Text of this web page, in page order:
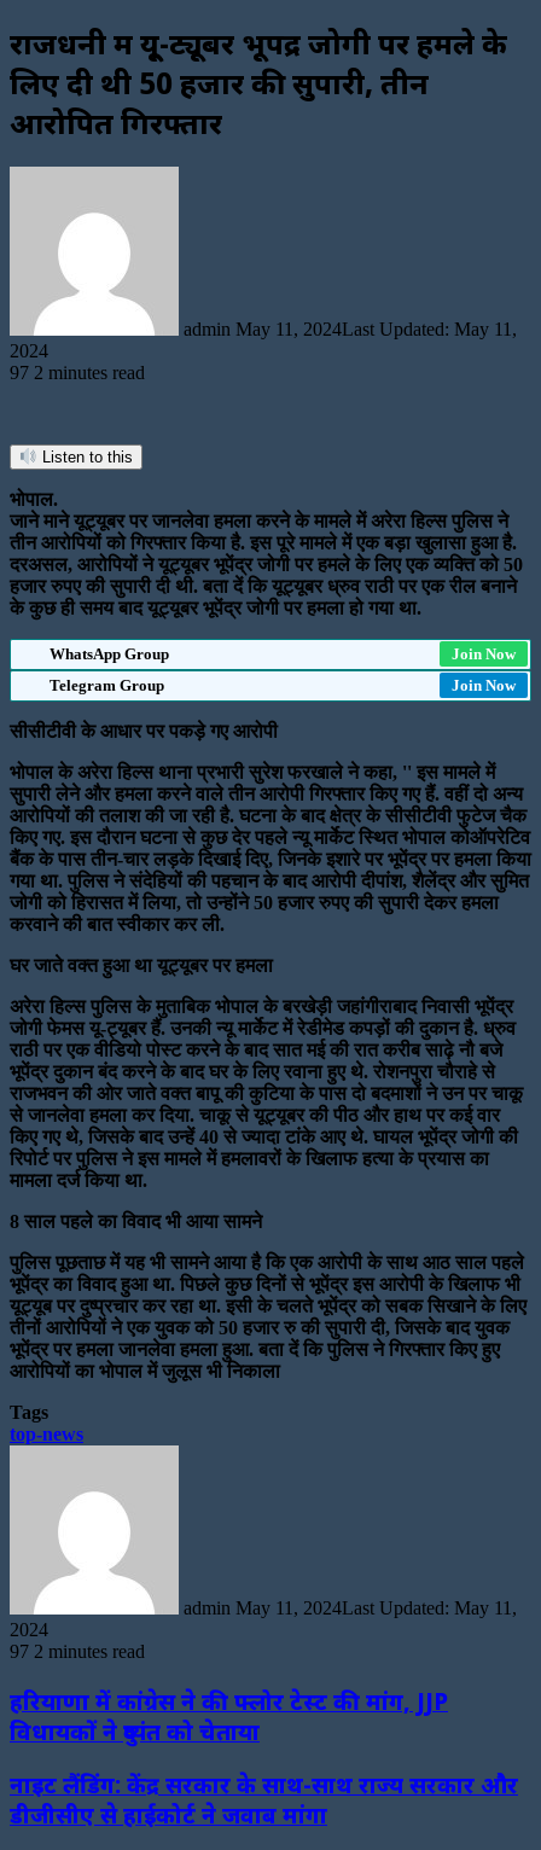
राजधनी में यू्-ट्यूबर भूपेंद्र जोगी पर हमले के
लिए दी थी 50 हजार की सुपारी, तीन
आरोपित गिरफ्तार
admin May 11, 2024Last Updated: May 11,
2024
97 2 minutes read
Listen to this
भोपाल.
जाने माने यूट्यूबर पर जानलेवा हमला करने के मामले में अरेरा हिल्स पुलिस ने
तीन आरोपियों को गिरफ्तार किया है. इस पूरे मामले में एक बड़ा खुलासा हुआ है.
दरअसल, आरोपियों ने यूट्यूबर भूपेंद्र जोगी पर हमले के लिए एक व्यक्ति को 50
हजार रुपए की सुपारी दी थी. बता दें कि यूट्यूबर ध्रुव राठी पर एक रील बनाने
के कुछ ही समय बाद यूट्यूबर भूपेंद्र जोगी पर हमला हो गया था.
WhatsApp Group
Join Now
Telegram Group
Join Now
सीसीटीवी के आधार पर पकड़े गए आरोपी
भोपाल के अरेरा हिल्स थाना प्रभारी सुरेश फरखाले ने कहा, '' इस मामले में
सुपारी लेने और हमला करने वाले तीन आरोपी गिरफ्तार किए गए हैं. वहीं दो अन्य
आरोपियों की तलाश की जा रही है. घटना के बाद क्षेत्र के सीसीटीवी फुटेज चैक
किए गए. इस दौरान घटना से कुछ देर पहले न्यू मार्केट स्थित भोपाल कोऑपरेटिव
बैंक के पास तीन-चार लड़के दिखाई दिए, जिनके इशारे पर भूपेंद्र पर हमला किया
गया था. पुलिस ने संदेहियों की पहचान के बाद आरोपी दीपांश, शैलेंद्र और सुमित
जोगी को हिरासत में लिया, तो उन्होंने 50 हजार रुपए की सुपारी देकर हमला
करवाने की बात स्वीकार कर ली.
घर जाते वक्त हुआ था यूट्यूबर पर हमला
अरेरा हिल्स पुलिस के मुताबिक भोपाल के बरखेड़ी जहांगीराबाद निवासी भूपेंद्र
जोगी फेमस यू-ट्यूबर हैं. उनकी न्यू मार्केट में रेडीमेड कपड़ों की दुकान है. ध्रुव
राठी पर एक वीडियो पोस्ट करने के बाद सात मई की रात करीब साढ़े नौ बजे
भूपेंद्र दुकान बंद करने के बाद घर के लिए रवाना हुए थे. रोशनपुरा चौराहे से
राजभवन की ओर जाते वक्त बापू की कुटिया के पास दो बदमाशों ने उन पर चाकू
से जानलेवा हमला कर दिया. चाकू से यूट्यूबर की पीठ और हाथ पर कई वार
किए गए थे, जिसके बाद उन्हें 40 से ज्यादा टांके आए थे. घायल भूपेंद्र जोगी की
रिपोर्ट पर पुलिस ने इस मामले में हमलावरों के खिलाफ हत्या के प्रयास का
मामला दर्ज किया था.
8 साल पहले का विवाद भी आया सामने
पुलिस पूछताछ में यह भी सामने आया है कि एक आरोपी के साथ आठ साल पहले
भूपेंद्र का विवाद हुआ था. पिछले कुछ दिनों से भूपेंद्र इस आरोपी के खिलाफ भी
यूट्यूब पर दुष्प्रचार कर रहा था. इसी के चलते भूपेंद्र को सबक सिखाने के लिए
तीनों आरोपियों ने एक युवक को 50 हजार रु की सुपारी दी, जिसके बाद युवक
भूपेंद्र पर हमला जानलेवा हमला हुआ. बता दें कि पुलिस ने गिरफ्तार किए हुए
आरोपियों का भोपाल में जुलूस भी निकाला
Tags
top-news
admin May 11, 2024Last Updated: May 11,
2024
97 2 minutes read
हरियाणा में कांग्रेस ने की फ्लोर टेस्ट की मांग, JJP
विधायकों ने दुष्यंत को चेताया
नाइट लैंडिंग: केंद्र सरकार के साथ-साथ राज्य सरकार और
डीजीसीए से हाईकोर्ट ने जवाब मांगा